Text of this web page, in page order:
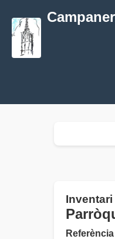
Referència